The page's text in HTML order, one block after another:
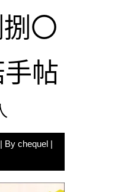
〇
帖
| By chequel |